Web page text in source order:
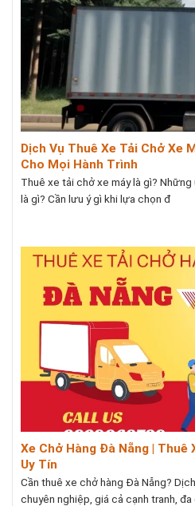
Dịch Vụ Thuê Xe Tải Chở Xe
Cho Mọi Hành Trình
Thuê xe tải chở xe máy là gì?
là gì? Cần lưu ý gì khi lựa chọn đ
Xe Chở Hàng Đà Nẵng | Thuê
Uy Tín
Cần thuê xe chở hàng Đà Nẵng?
chuyên nghiệp, giá cả cạnh tranh, đa